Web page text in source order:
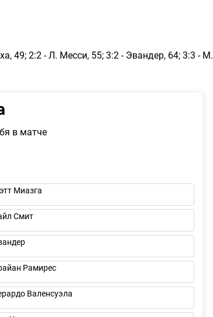
49; 2:2 - Л. Месси, 55; 3:2 - Эвандер, 64; 3:3 - M.
в матче
Миазга
Смит
Рамирес
Валенсуэла